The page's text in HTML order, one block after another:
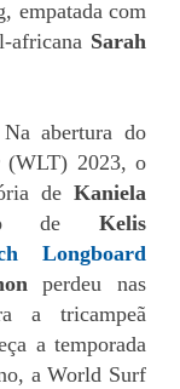
empatada com
Sarah
abertura do
(WLT) 2023, o
de Kaniela
de Kelis
Longboard
perdeu nas
a tricampeã
a temporada
a World Surf